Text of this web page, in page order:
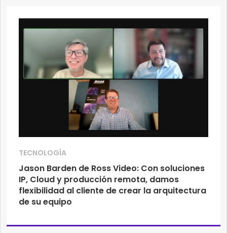
TECNOLOGÍA
Jason Barden de Ross Video: Con soluciones
IP, Cloud y producción remota, damos
flexibilidad al cliente de crear la arquitectura
de su equipo